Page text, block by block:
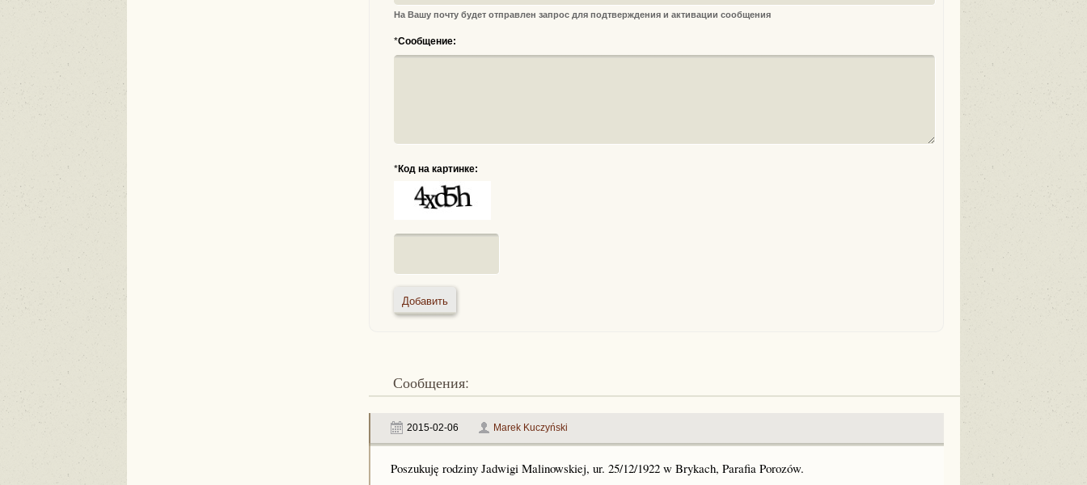
На Вашу почту будет отправлен запрос для подтверждения и активации сообщения
*Сообщение:
*Код на картинке:
Сообщения:
2015-02-06 Marek Kuczyński
Poszukuję rodziny Jadwigi Malinowskiej, ur. 25/12/1922 w Brykach, Parafia Porozów.